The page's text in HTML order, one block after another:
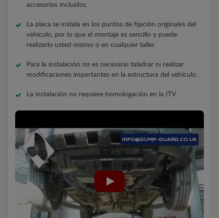
accesorios incluidos.
La placa se instala en los puntos de fijación originales del
vehículo, por lo que el montaje es sencillo y puede
realizarlo usted mismo o en cualquier taller.
Para la instalación no es necesario taladrar ni realizar
modificaciones importantes en la estructura del vehículo.
La instalación no requiere homologación en la ITV.